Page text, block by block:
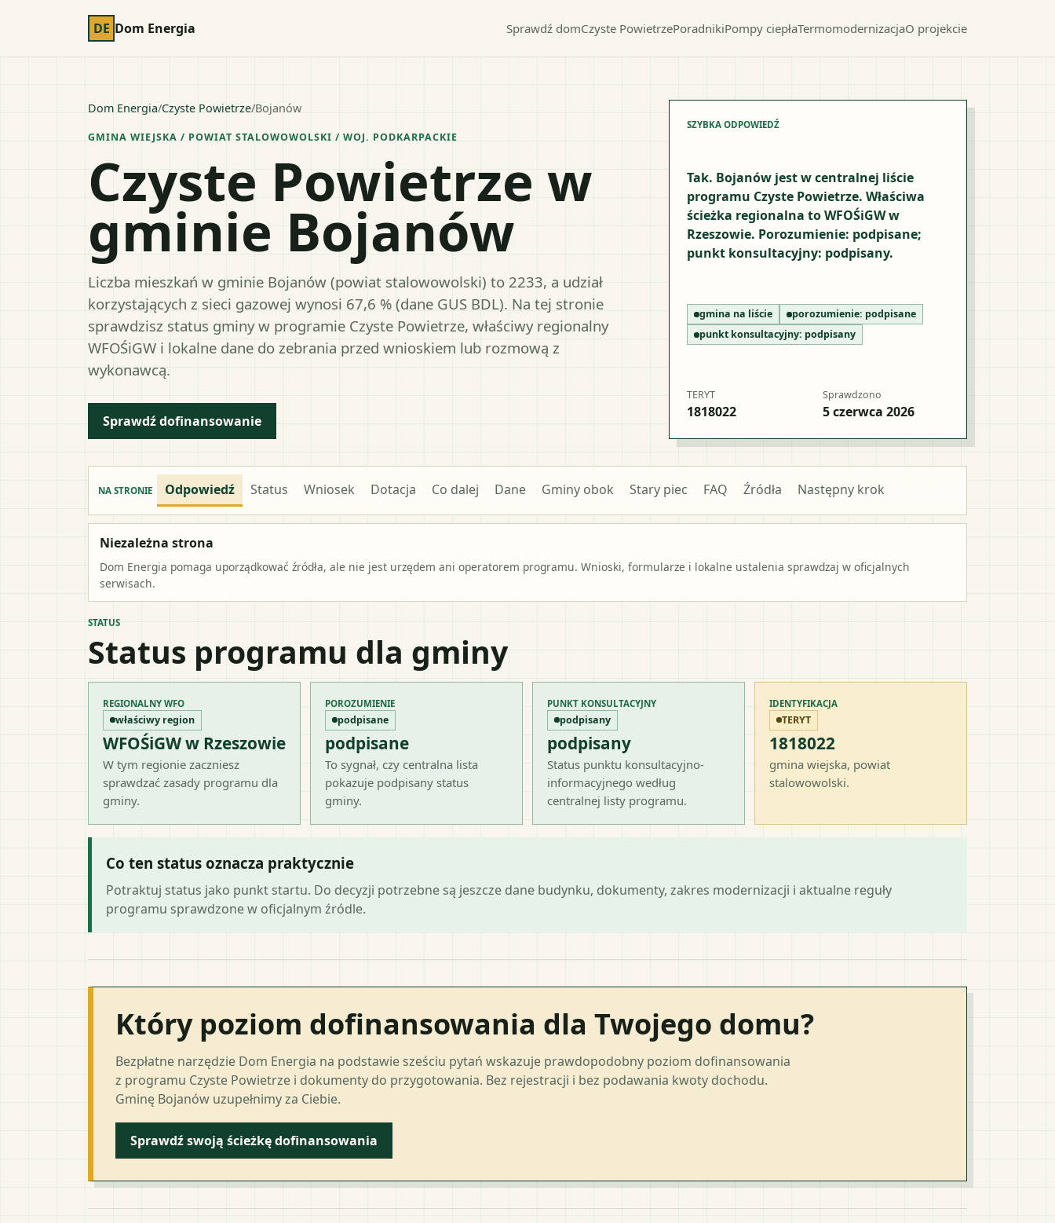
DE Dom Energia Sprawdź domCzyste PowietrzePoradnikiPompy ciepłaTermomodernizacjaO projekcie
Dom Energia/Czyste Powietrze/Bojanów
GMINA WIEJSKA / POWIAT STALOWOWOLSKI / WOJ. PODKARPACKIE
Czyste Powietrze w
gminie Bojanów
Liczba mieszkań w gminie Bojanów (powiat stalowowolski) to 2233, a udział
korzystających z sieci gazowej wynosi 67,6 % (dane GUS BDL). Na tej stronie
sprawdzisz status gminy w programie Czyste Powietrze, właściwy regionalny
WFOŚiGW i lokalne dane do zebrania przed wnioskiem lub rozmową z
wykonawcą.
Sprawdź dofinansowanie
SZYBKA ODPOWIEDŹ
Tak. Bojanów jest w centralnej liście
programu Czyste Powietrze. Właściwa
ścieżka regionalna to WFOŚiGW w
Rzeszowie. Porozumienie: podpisane;
punkt konsultacyjny: podpisany.
gmina na liście porozumienie: podpisane
punkt konsultacyjny: podpisany
TERYT
1818022
Sprawdzono
5 czerwca 2026
NA STRONIE Odpowiedź Status Wniosek Dotacja Co dalej Dane Gminy obok Stary piec FAQ Źródła Następny krok
Niezależna strona
Dom Energia pomaga uporządkować źródła, ale nie jest urzędem ani operatorem programu. Wnioski, formularze i lokalne ustalenia sprawdzaj w oficjalnych
serwisach.
STATUS
Status programu dla gminy
REGIONALNY WFO
właściwy region
WFOŚiGW w Rzeszowie
W tym regionie zaczniesz
sprawdzać zasady programu dla
gminy.
POROZUMIENIE
podpisane
podpisane
To sygnał, czy centralna lista
pokazuje podpisany status
gminy.
PUNKT KONSULTACYJNY
podpisany
podpisany
Status punktu konsultacyjno-
informacyjnego według
centralnej listy programu.
IDENTYFIKACJA
TERYT
1818022
gmina wiejska, powiat
stalowowolski.
Co ten status oznacza praktycznie
Potraktuj status jako punkt startu. Do decyzji potrzebne są jeszcze dane budynku, dokumenty, zakres modernizacji i aktualne reguły
programu sprawdzone w oficjalnym źródle.
Który poziom dofinansowania dla Twojego domu?
Bezpłatne narzędzie Dom Energia na podstawie sześciu pytań wskazuje prawdopodobny poziom dofinansowania
z programu Czyste Powietrze i dokumenty do przygotowania. Bez rejestracji i bez podawania kwoty dochodu.
Gminę Bojanów uzupełnimy za Ciebie.
Sprawdź swoją ścieżkę dofinansowania